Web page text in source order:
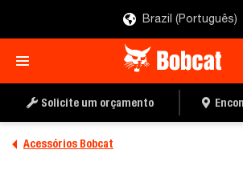
Brazil (Português)
Solicite um orçamento
Acessórios Bobcat
PEÇA UMA COTAÇÃO
ENCONTRE